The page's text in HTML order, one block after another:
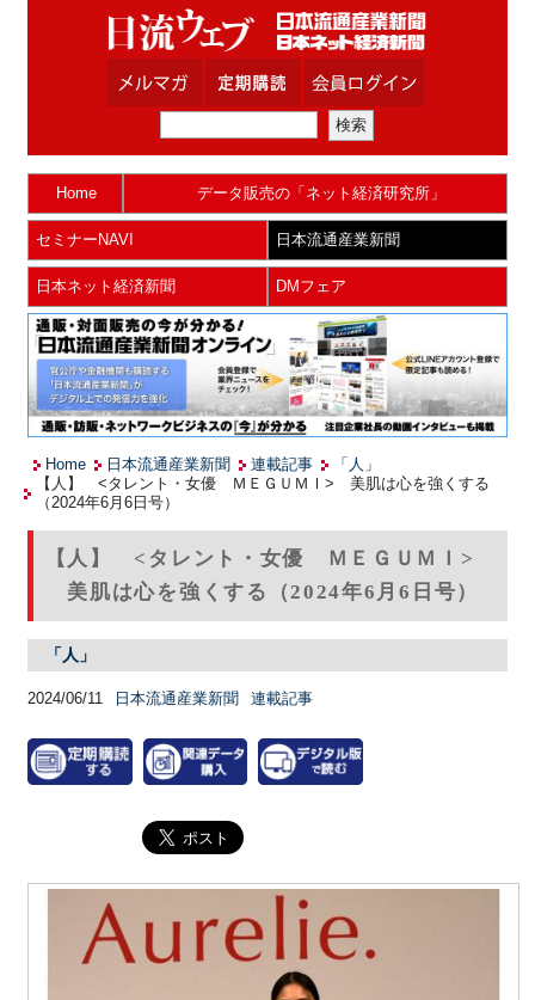
Home データ販売の「ネット経済研究所」
セミナーNAVI 日本流通産業新聞
日本ネット経済新聞 DMフェア
Home 日本流通産業新聞 連載記事
「人」
【人】 <タレント・女優 ＭＥＧＵＭＩ> 美肌は心を強くする
（2024年6月6日号）
【人】 <タレント・女優 ＭＥＧＵＭＩ>
美肌は心を強くする（2024年6月6日号）
「人」
2024/06/11 日本流通産業新聞 連載記事